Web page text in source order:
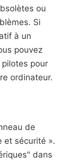
ou
Si
à un
pouvez
pour
ordinateur.
de
et sécurité ».
dans